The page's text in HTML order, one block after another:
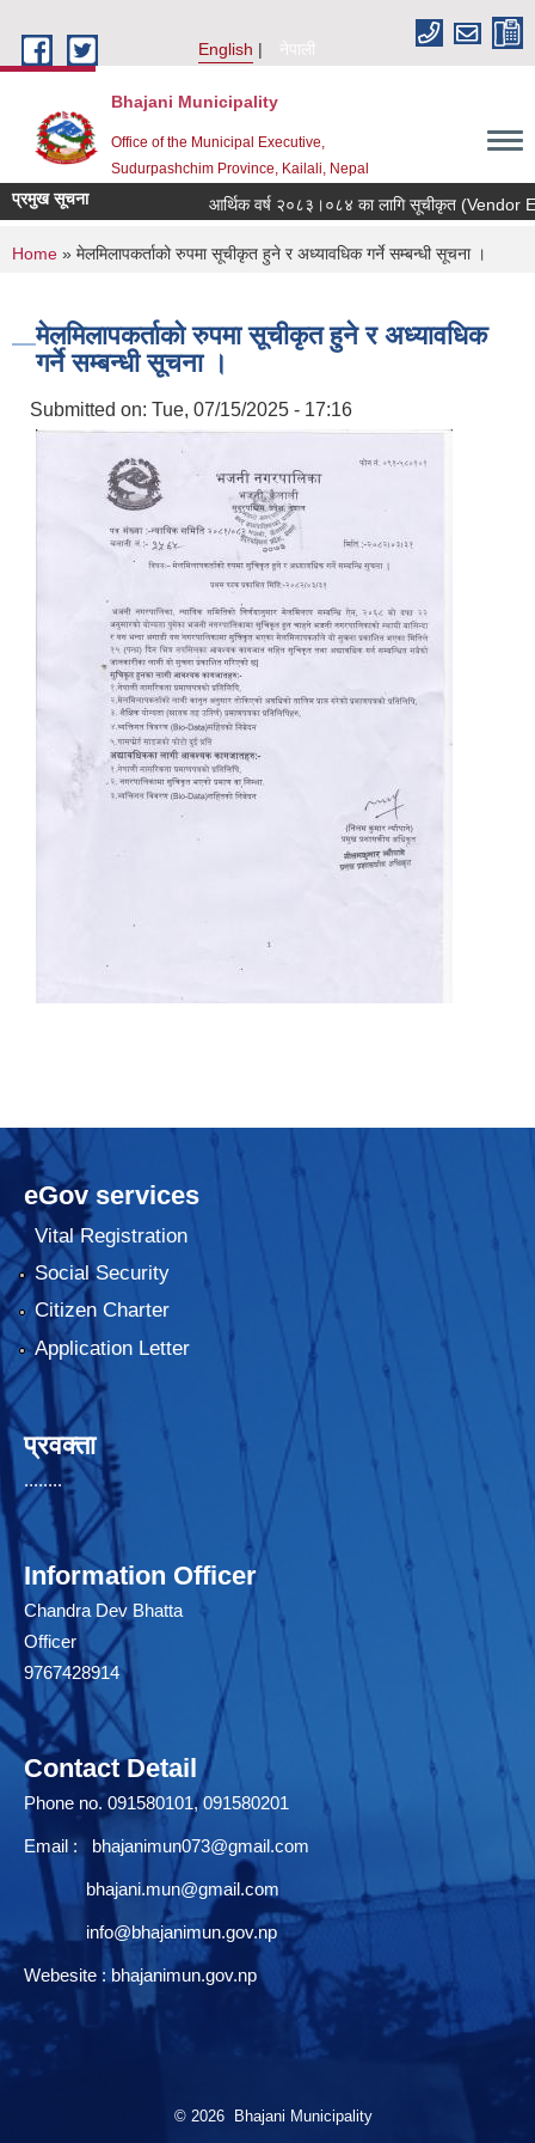
English
नेपाली
Bhajani Municipality
Office of the Municipal Executive,
Sudurpashchim Province, Kailali, Nepal
प्रमुख सूचना आर्थिक वर्ष २०८३।०८४ का लागि सूचीकृत (Vendor
You are here
Home » मेलमिलापकर्ताको रुपमा सूचीकृत हुने र अध्यावधिक गर्ने सम्बन्धी सूचना ।
मेलमिलापकर्ताको रुपमा सूचीकृत हुने र अध्यावधिक
गर्ने सम्बन्धी सूचना ।
Submitted on: Tue, 07/15/2025 - 17:16
eGov services
Vital Registration
Social Security
Citizen Charter
Application Letter
प्रवक्ता
........
Information Officer
Chandra Dev Bhatta
Officer
9767428914
Contact Detail
Phone no. 091580101, 091580201
Email : bhajanimun073@gmail.com
bhajani.mun@gmail.com
info@bhajanimun.gov.np
Webesite : bhajanimun.gov.np
© 2026 Bhajani Municipality